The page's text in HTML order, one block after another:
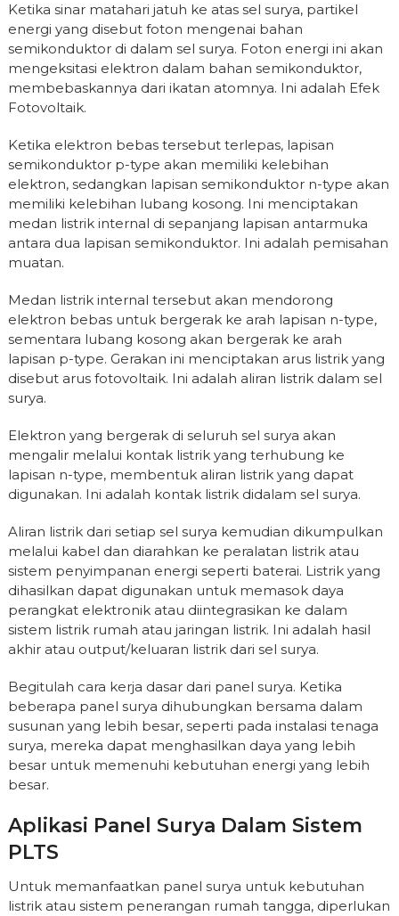
Ketika sinar matahari jatuh ke atas sel surya, partikel
energi yang disebut foton mengenai bahan
semikonduktor di dalam sel surya. Foton energi ini akan
mengeksitasi elektron dalam bahan semikonduktor,
membebaskannya dari ikatan atomnya. Ini adalah Efek
Fotovoltaik.
Ketika elektron bebas tersebut terlepas, lapisan
semikonduktor p-type akan memiliki kelebihan
elektron, sedangkan lapisan semikonduktor n-type akan
memiliki kelebihan lubang kosong. Ini menciptakan
medan listrik internal di sepanjang lapisan antarmuka
antara dua lapisan semikonduktor. Ini adalah pemisahan
muatan.
Medan listrik internal tersebut akan mendorong
elektron bebas untuk bergerak ke arah lapisan n-type,
sementara lubang kosong akan bergerak ke arah
lapisan p-type. Gerakan ini menciptakan arus listrik yang
disebut arus fotovoltaik. Ini adalah aliran listrik dalam sel
surya.
Elektron yang bergerak di seluruh sel surya akan
mengalir melalui kontak listrik yang terhubung ke
lapisan n-type, membentuk aliran listrik yang dapat
digunakan. Ini adalah kontak listrik didalam sel surya.
Aliran listrik dari setiap sel surya kemudian dikumpulkan
melalui kabel dan diarahkan ke peralatan listrik atau
sistem penyimpanan energi seperti baterai. Listrik yang
dihasilkan dapat digunakan untuk memasok daya
perangkat elektronik atau diintegrasikan ke dalam
sistem listrik rumah atau jaringan listrik. Ini adalah hasil
akhir atau output/keluaran listrik dari sel surya.
Begitulah cara kerja dasar dari panel surya. Ketika
beberapa panel surya dihubungkan bersama dalam
susunan yang lebih besar, seperti pada instalasi tenaga
surya, mereka dapat menghasilkan daya yang lebih
besar untuk memenuhi kebutuhan energi yang lebih
besar.
Aplikasi Panel Surya Dalam Sistem
PLTS
Untuk memanfaatkan panel surya untuk kebutuhan
listrik atau sistem penerangan rumah tangga, diperlukan